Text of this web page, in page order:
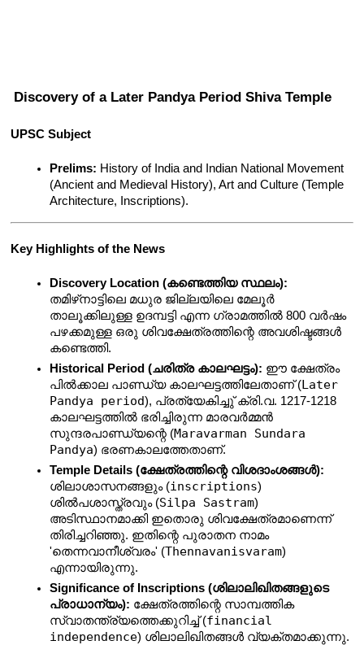
Discovery of a Later Pandya Period Shiva Temple
UPSC Subject
Prelims: History of India and Indian National Movement
(Ancient and Medieval History), Art and Culture (Temple
Architecture, Inscriptions).
Key Highlights of the News
Discovery Location (കണ്ടെത്തിയ സ്ഥലം):
തമിഴ്‌നാട്ടിലെ മധുര ജില്ലയിലെ മേലൂർ
താലൂക്കിലുള്ള ഉദമ്പട്ടി എന്ന ഗ്രാമത്തിൽ 800 വർഷം
പഴക്കമുള്ള ഒരു ശിവക്ഷേത്രത്തിന്റെ അവശിഷ്ടങ്ങൾ
കണ്ടെത്തി.
Historical Period (ചരിത്ര കാലഘട്ടം): ഈ ക്ഷേത്രം
പിൽക്കാല പാണ്ഡ്യ കാലഘട്ടത്തിലേതാണ് (Later
Pandya period), പ്രത്യേകിച്ചു് ക്രി.വ. 1217-1218
കാലഘട്ടത്തിൽ ഭരിച്ചിരുന്ന മാരവർമ്മൻ
സുന്ദരപാണ്ഡ്യന്റെ (Maravarman Sundara
Pandya) ഭരണകാലത്തേതാണ്.
Temple Details (ക്ഷേത്രത്തിന്റെ വിശദാംശങ്ങൾ):
ശിലാശാസനങ്ങളും (inscriptions)
ശിൽപശാസ്ത്രവും (Silpa Sastram)
അടിസ്ഥാനമാക്കി ഇതൊരു ശിവക്ഷേത്രമാണെന്ന്
തിരിച്ചറിഞ്ഞു. ഇതിന്റെ പുരാതന നാമം
'തെന്നവാനീശ്വരം' (Thennavanisvaram)
എന്നായിരുന്നു.
Significance of Inscriptions (ശിലാലിഖിതങ്ങളുടെ
പ്രാധാന്യം): ക്ഷേത്രത്തിന്റെ സാമ്പത്തിക
സ്വാതന്ത്ര്യത്തെക്കുറിച്ച് (financial
independence) ശിലാലിഖിതങ്ങൾ വ്യക്തമാക്കുന്നു.